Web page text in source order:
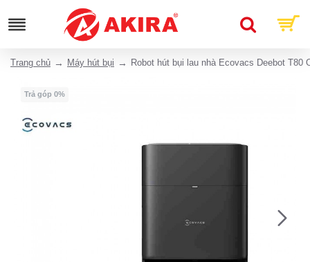
Trang chủ Máy hút bụi Robot hút bụi lau nhà Ecovacs Deebot T80
Trả góp 0%